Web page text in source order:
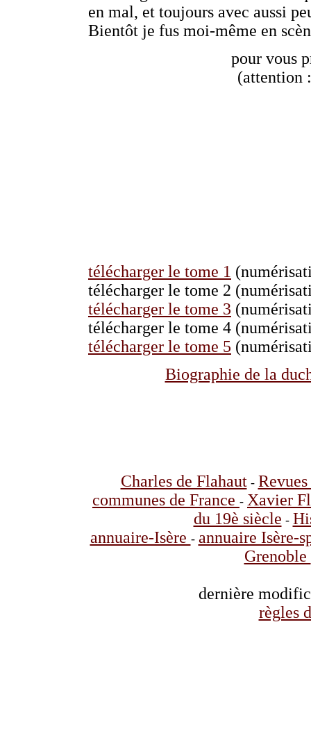
en mal, et toujours avec aussi
Bientôt je fus moi-même en
pour vous
(attention
télécharger le tome 1
télécharger le tome 2
télécharger le tome 3
télécharger le tome 4
télécharger le tome 5
Biographie de la
Charles de Flahaut-
communes de France - Xavier
du 19è siècle -
annuaire-Isère - annuaire Isère-
Grenoble
dernière
règles